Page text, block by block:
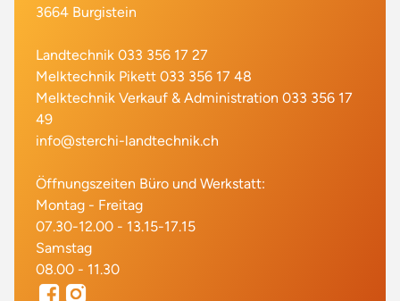
3664 Burgistein
Landtechnik 033 356 17 27
Melktechnik Pikett 033 356 17 48
Melktechnik Verkauf & Administration 033 356 17
49
info@sterchi-landtechnik.ch
Öffnungszeiten Büro und Werkstatt:
Montag - Freitag
07.30-12.00 - 13.15-17.15
Samstag
08.00 - 11.30